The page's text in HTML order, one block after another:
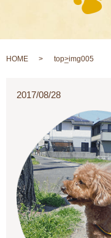
HOME top_img005
2017/08/28